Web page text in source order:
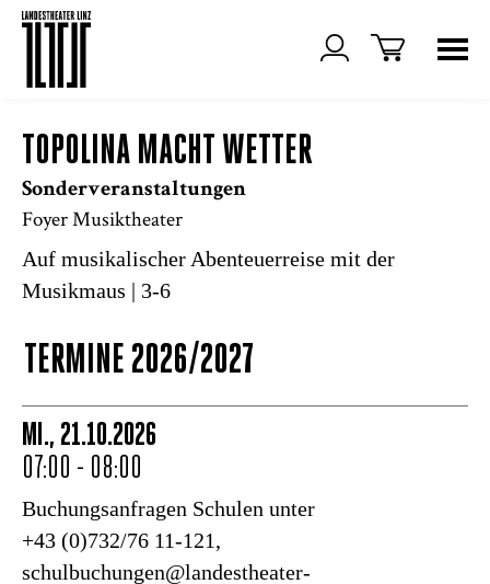
TOPOLINA MACHT WETTER
Sonderveranstaltungen
Foyer Musiktheater
Auf musikalischer Abenteuerreise mit der
Musikmaus | 3-6
TERMINE 2026/2027
MI., 21.10.2026
07:00 - 08:00
Buchungsanfragen Schulen unter
+43 (0)732/76 11-121,
schulbuchungen@landestheater-